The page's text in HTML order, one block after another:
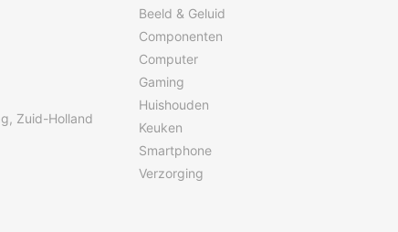
Zuid-Holland
Beeld & Geluid
Componenten
Computer
Gaming
Huishouden
Keuken
Smartphone
Verzorging